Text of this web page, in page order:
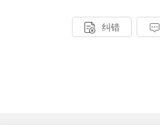
 纠错 